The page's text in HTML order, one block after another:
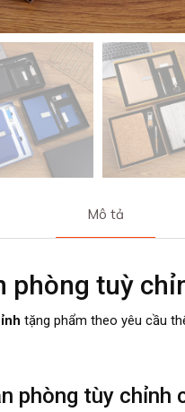
Mô tả
phòng tuỳ
tặng phẩm theo yêu cầu
phòng tùy chỉnh